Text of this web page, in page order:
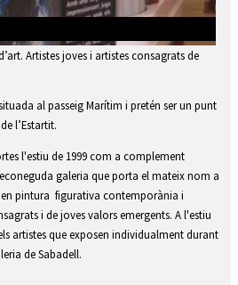
Artistes joves i artistes consagrats de
al passeig Marítim i pretén ser un punt
l’Estartit.
l'estiu de 1999 com a complement
galeria que porta el mateix nom a
pintura figurativa contemporània i
i de joves valors emergents. A l'estiu
artistes que exposen individualment durant
de Sabadell.